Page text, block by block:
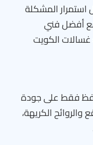
استمرار المشكلة
مع أفضل فني
الكويت
فقط على جودة
الكريهة،